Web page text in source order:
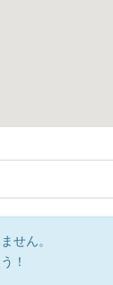
せん。
！